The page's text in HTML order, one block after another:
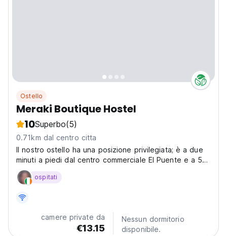
Ostello
Meraki Boutique Hostel
10Superbo(5)
0.71km dal centro citta
Il nostro ostello ha una posizione privilegiata; è a due
minuti a piedi dal centro commerciale El Puente e a 5
minuti a piedi dal parco centrale e dal parco Gallineral.
ospitati
camere private da
€13.15
Nessun dormitorio
disponibile.